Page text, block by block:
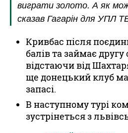
виграти золото. А як
сказав Гагарін для УПЛ
Кривбас після
балів та займає
відстаючи від
ще донецький клуб
запасі.
В наступному турі
зустрінеться з